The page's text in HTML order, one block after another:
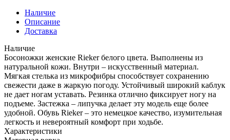
Наличие
Описание
Доставка
Наличие
Босоножки женские Rieker белого цвета. Выполнены из
натуральной кожи. Внутри – искусственный материал.
Мягкая стелька из микрофибры способствует сохранению
свежести даже в жаркую погоду. Устойчивый широкий каблук
не дает ногам уставать. Резинка отлично фиксирует ногу на
подъеме. Застежка – липучка делает эту модель еще более
удобной. Обувь Rieker – это немецкое качество, изумительная
легкость и невероятный комфорт при ходьбе.
Характеристики